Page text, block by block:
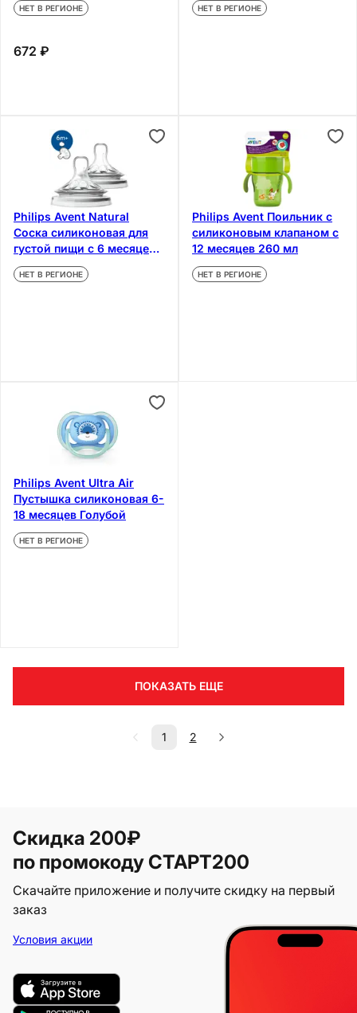
НЕТ В РЕГИОНЕ
672 ₽
НЕТ В РЕГИОНЕ
Philips Avent Natural
Соска силиконовая для
густой пищи с 6 месяцев
2 шт
НЕТ В РЕГИОНЕ
Philips Avent Поильник с
силиконовым клапаном с
12 месяцев 260 мл
НЕТ В РЕГИОНЕ
Philips Avent Ultra Air
Пустышка силиконовая 6-
18 месяцев Голубой
НЕТ В РЕГИОНЕ
ПОКАЗАТЬ ЕЩЕ
1 2
Скидка 200₽
по промокоду СТАРТ200
Скачайте приложение и получите скидку на первый
заказ
Условия акции